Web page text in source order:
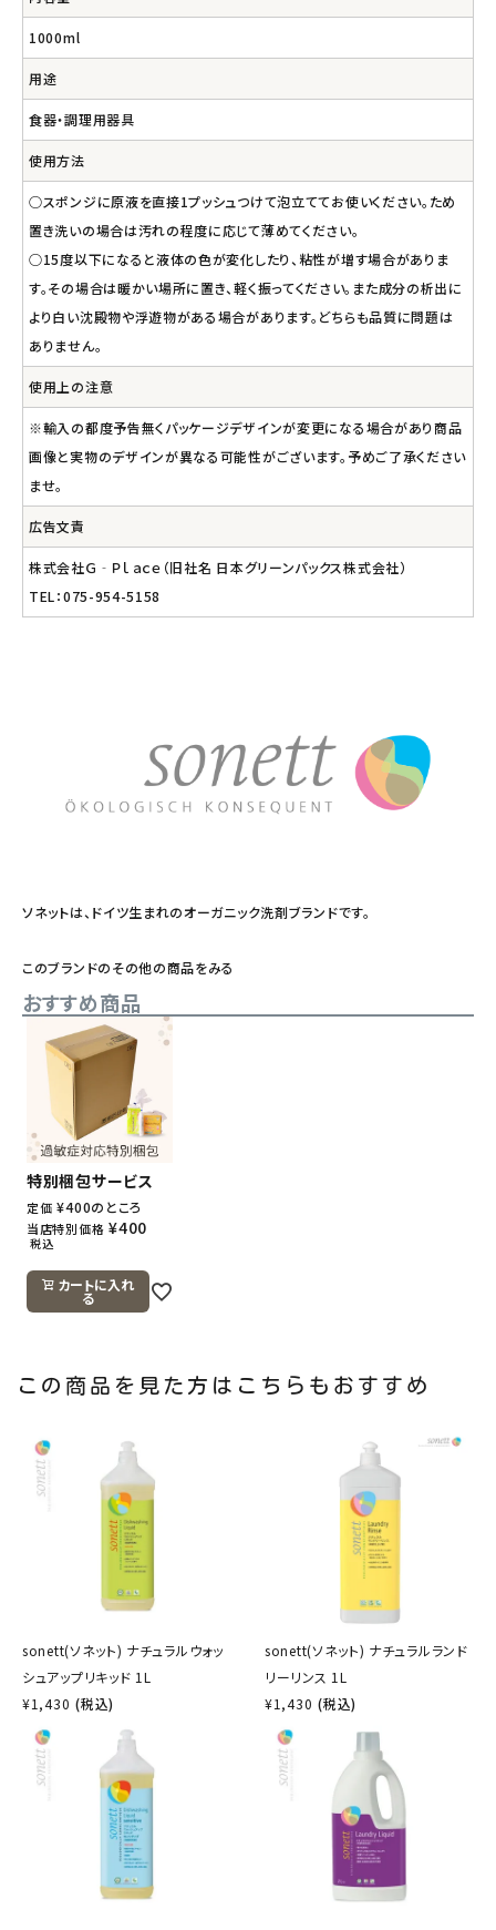
1000ml
用途
食器・調理用器具
使用方法
○スポンジに原液を直接1プッシュつけて泡立ててお使いください。ため
置き洗いの場合は汚れの程度に応じて薄めてください。
○15度以下になると液体の色が変化したり、粘性が増す場合がありま
す。その場合は暖かい場所に置き、軽く振ってください。また成分の析出に
より白い沈殿物や浮遊物がある場合があります。どちらも品質に問題は
ありません。
使用上の注意
※輸入の都度予告無くパッケージデザインが変更になる場合があり商品
画像と実物のデザインが異なる可能性がございます。予めご了承ください
ませ。
広告文責
株式会社Ｇ‐Ｐｌａｃｅ（旧社名 日本グリーンパックス株式会社）
TEL：075-954-5158
ソネットは、ドイツ生まれのオーガニック洗剤ブランドです。
このブランドのその他の商品をみる
おすすめ商品
特別梱包サービス
定価 ¥400のところ
当店特別価格 ¥400
税込
カートに入れ
る
この商品を見た方はこちらもおすすめ
sonett(ソネット) ナチュラルウォッ
シュアップリキッド 1L
¥1,430 (税込)
sonett(ソネット) ナチュラルランド
リーリンス 1L
¥1,430 (税込)